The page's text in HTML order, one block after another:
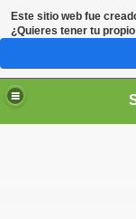
Este sitio web fue
¿Quieres tener tu